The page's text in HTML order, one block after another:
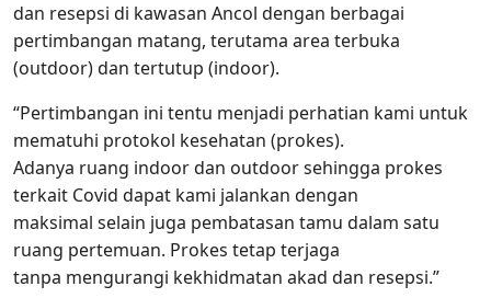
dan resepsi di kawasan Ancol dengan berbagai
pertimbangan matang, terutama area terbuka
(outdoor) dan tertutup (indoor).
“Pertimbangan ini tentu menjadi perhatian kami untuk
mematuhi protokol kesehatan (prokes).
Adanya ruang indoor dan outdoor sehingga prokes
terkait Covid dapat kami jalankan dengan
maksimal selain juga pembatasan tamu dalam satu
ruang pertemuan. Prokes tetap terjaga
tanpa mengurangi kekhidmatan akad dan resepsi.”